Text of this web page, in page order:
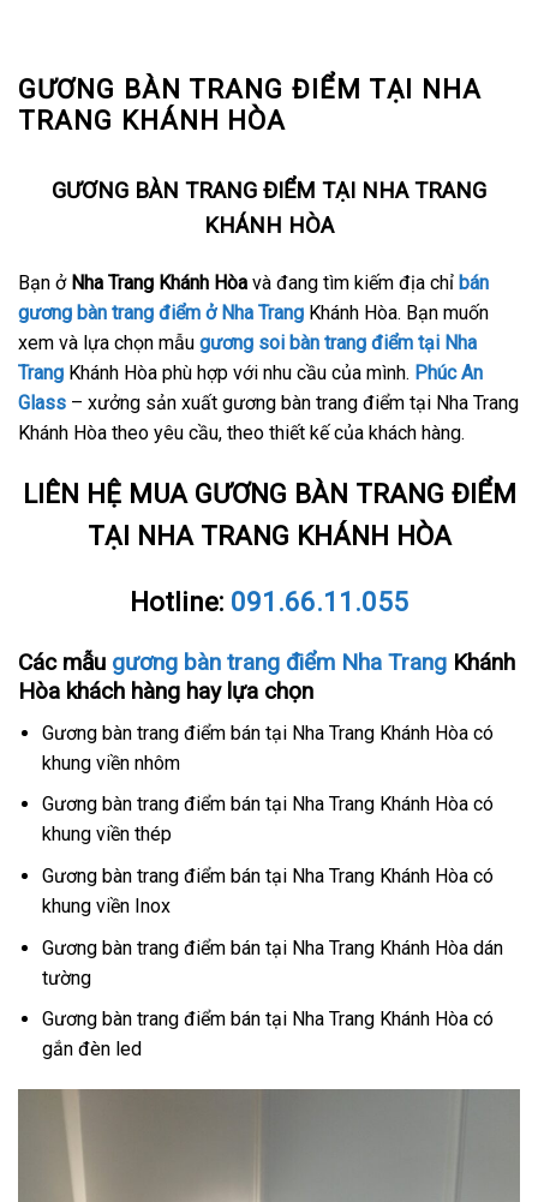
GƯƠNG BÀN TRANG ĐIỂM TẠI NHA
TRANG KHÁNH HÒA
GƯƠNG BÀN TRANG ĐIỂM TẠI NHA TRANG
KHÁNH HÒA
Bạn ở Nha Trang Khánh Hòa và đang tìm kiếm địa chỉ bán
gương bàn trang điểm ở Nha Trang Khánh Hòa. Bạn muốn
xem và lựa chọn mẫu gương soi bàn trang điểm tại Nha
Trang Khánh Hòa phù hợp với nhu cầu của mình. Phúc An
Glass – xưởng sản xuất gương bàn trang điểm tại Nha Trang
Khánh Hòa theo yêu cầu, theo thiết kế của khách hàng.
LIÊN HỆ MUA GƯƠNG BÀN TRANG ĐIỂM
TẠI NHA TRANG KHÁNH HÒA
Hotline: 091.66.11.055
Các mẫu gương bàn trang điểm Nha Trang Khánh
Hòa khách hàng hay lựa chọn
Gương bàn trang điểm bán tại Nha Trang Khánh Hòa có
khung viền nhôm
Gương bàn trang điểm bán tại Nha Trang Khánh Hòa có
khung viền thép
Gương bàn trang điểm bán tại Nha Trang Khánh Hòa có
khung viền Inox
Gương bàn trang điểm bán tại Nha Trang Khánh Hòa dán
tường
Gương bàn trang điểm bán tại Nha Trang Khánh Hòa có
gắn đèn led